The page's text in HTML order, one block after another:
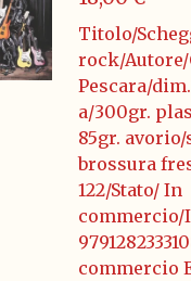
Titolo/
rock/
Pescara/
a/300gr.
85gr.
brossura
122/Stato/ In
commercio/
commercio